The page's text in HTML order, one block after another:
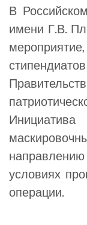
В
имени Г.В.
условиях
операции.